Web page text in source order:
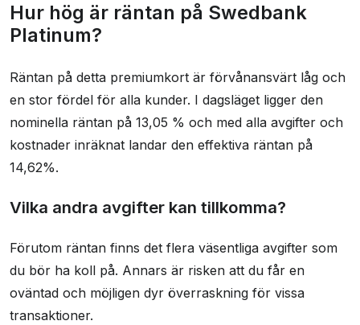
Hur hög är räntan på Swedbank
Platinum?
Räntan på detta premiumkort är förvånansvärt låg och
en stor fördel för alla kunder. I dagsläget ligger den
nominella räntan på 13,05 % och med alla avgifter och
kostnader inräknat landar den effektiva räntan på
14,62%.
Vilka andra avgifter kan tillkomma?
Förutom räntan finns det flera väsentliga avgifter som
du bör ha koll på. Annars är risken att du får en
oväntad och möjligen dyr överraskning för vissa
transaktioner.